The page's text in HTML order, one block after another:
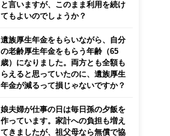
と言いますが、このまま利用を続け
てもよいのでしょうか？
遺族厚生年金をもらいながら、自分
の老齢厚生年金をもらう年齢（65
歳）になりました。両方とも全額も
らえると思っていたのに、遺族厚生
年金が減るって損じゃないですか？
娘夫婦が仕事の日は毎日孫の夕飯を
作っています。家計への負担も増え
てきましたが、祖父母なら無償で協